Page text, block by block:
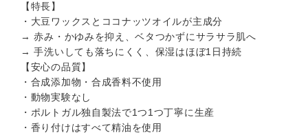
【特長】
・大豆ワックスとココナッツオイルが主成分
→ 赤み・かゆみを抑え、ベタつかずにサラサラ肌へ
→ 手洗いしても落ちにくく、保湿はほぼ1日持続
【安心の品質】
・合成添加物・合成香料不使用
・動物実験なし
・ポルトガル独自製法で1つ1つ丁寧に生産
・香り付けはすべて精油を使用